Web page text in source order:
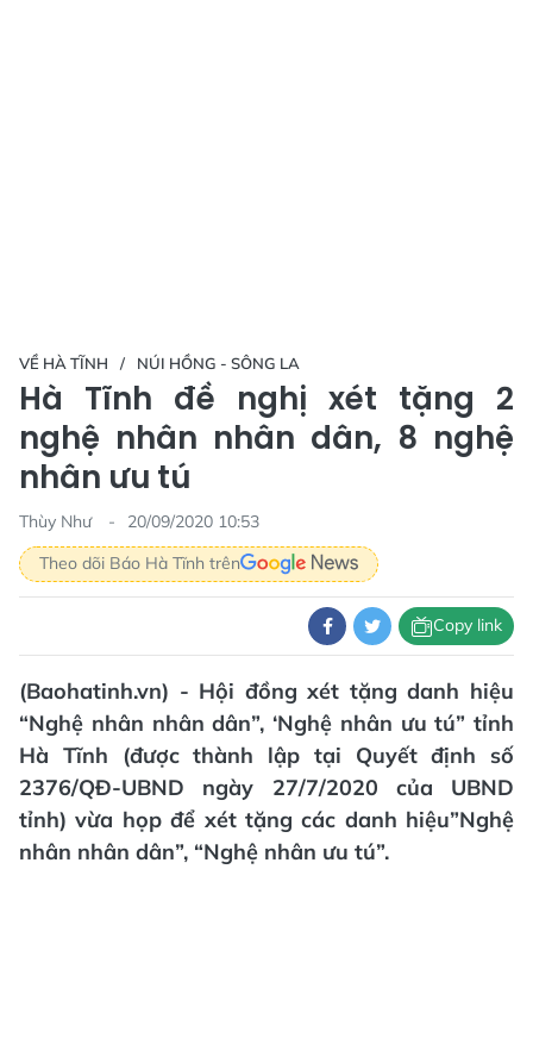
VỀ HÀ TĨNH NÚI HỒNG - SÔNG LA
Hà Tĩnh đề nghị xét tặng 2
nghệ nhân nhân dân, 8 nghệ
nhân ưu tú
Thùy Như
20/09/2020 10:53
Theo dõi Báo Hà Tĩnh trên
Copy link
(Baohatinh.vn) - Hội đồng xét tặng danh hiệu
“Nghệ nhân nhân dân”, ‘Nghệ nhân ưu tú” tỉnh
Hà Tĩnh (được thành lập tại Quyết định số
2376/QĐ-UBND ngày 27/7/2020 của UBND
tỉnh) vừa họp để xét tặng các danh hiệu”Nghệ
nhân nhân dân”, “Nghệ nhân ưu tú”.